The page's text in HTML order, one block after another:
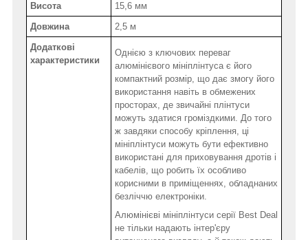
Висота
15,6 мм
Довжина
2,5 м
Додаткові
характеристики
Однією з ключових переваг
алюмінієвого мініплінтуса є його
компактний розмір, що дає змогу його
використання навіть в обмежених
просторах, де звичайні плінтуси
можуть здатися громіздкими. До того
ж завдяки способу кріплення, ці
мініплінтуси можуть бути ефективно
використані для приховування дротів і
кабелів, що робить їх особливо
корисними в приміщеннях, обладнаних
безліччю електроніки.
Алюмінієві мініплінтуси серії Best Deal
не тільки надають інтер'єру